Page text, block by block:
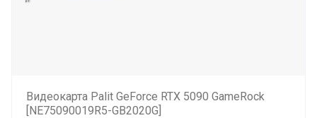
Видеокарта Palit GeForce RTX 5090 GameRock
[NE75090019R5-GB2020G]